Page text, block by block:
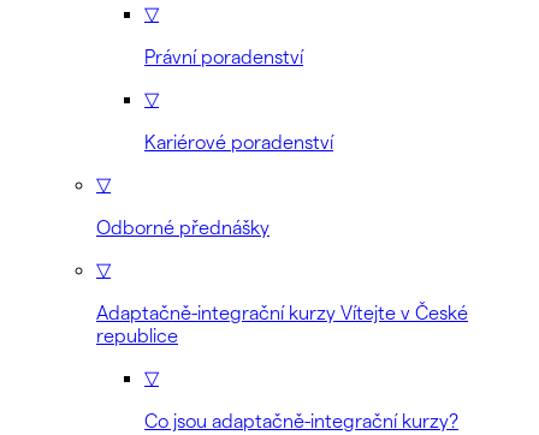
▽
Právní poradenství
▽
Kariérové poradenství
▽
Odborné přednášky
▽
Adaptačně-integrační kurzy Vítejte v České
republice
▽
Co jsou adaptačně-integrační kurzy?